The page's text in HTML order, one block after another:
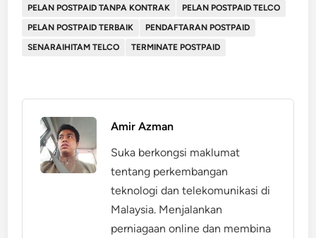
PELAN POSTPAID TANPA KONTRAK
PELAN POSTPAID TELCO
PELAN POSTPAID TERBAIK
PENDAFTARAN POSTPAID
SENARAIHITAM TELCO
TERMINATE POSTPAID
Amir Azman
Suka berkongsi maklumat
tentang perkembangan
teknologi dan telekomunikasi di
Malaysia. Menjalankan
perniagaan online dan membina